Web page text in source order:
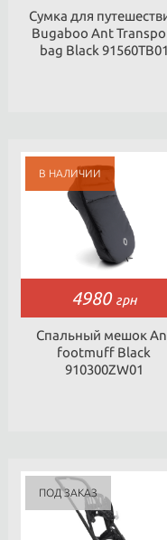
Cумка для
Bugaboo Ant
bag Black 91560TB01
4980 грн
Спальный мешок
footmuff Black
910300ZW01